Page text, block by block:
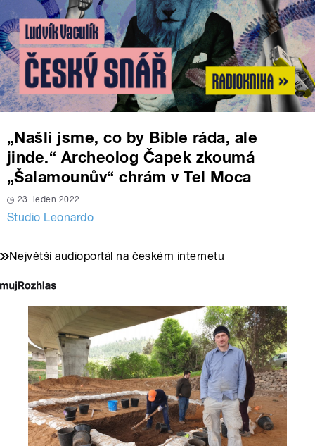
„Našli jsme, co by Bible ráda, ale
jinde.“ Archeolog Čapek zkoumá
„Šalamounův“ chrám v Tel Moca
23. leden 2022
Studio Leonardo
Největší audioportál na českém internetu